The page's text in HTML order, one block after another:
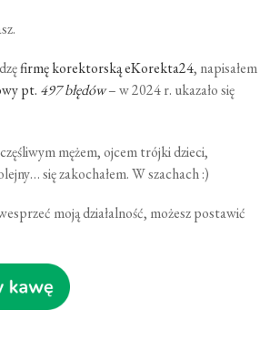
firmę korektorską eKorekta24, napisałem
pt. 497 błędów– w 2024 r. ukazało się
mężem, ojcem trójki dzieci,
się zakochałem. W szachach :)
moją działalność, możesz postawić